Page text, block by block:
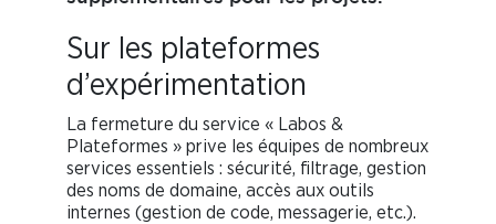
Sur les plateformes
d’expérimentation
La fermeture du service « Labos &
Plateformes » prive les équipes de nombreux
services essentiels : sécurité, filtrage, gestion
des noms de domaine, accès aux outils
internes (gestion de code, messagerie, etc.).